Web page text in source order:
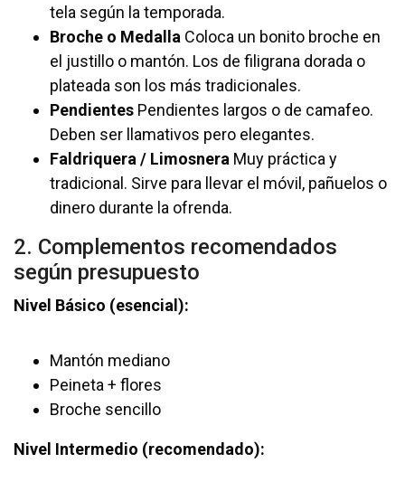
tela según la temporada.
Broche o Medalla Coloca un bonito broche en
el justillo o mantón. Los de filigrana dorada o
plateada son los más tradicionales.
Pendientes Pendientes largos o de camafeo.
Deben ser llamativos pero elegantes.
Faldriquera / Limosnera Muy práctica y
tradicional. Sirve para llevar el móvil, pañuelos o
dinero durante la ofrenda.
2. Complementos recomendados
según presupuesto
Nivel Básico (esencial):
Mantón mediano
Peineta + flores
Broche sencillo
Nivel Intermedio (recomendado):